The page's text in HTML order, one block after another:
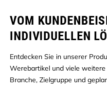
VOM
INDIVIDUELLEN
Entdecken Sie in unserer
Werebartikel und viele
Branche, Zielgruppe und